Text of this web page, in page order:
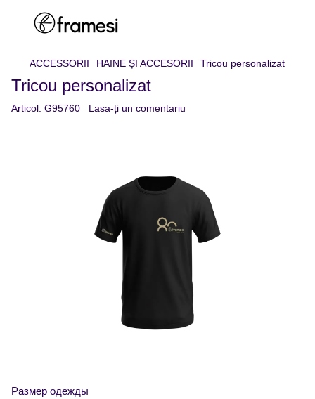
ACCESSORII HAINE ȘI ACCESORII Tricou personalizat
Tricou personalizat
Articol: G95760 Lasa-ți un comentariu
Размер одежды